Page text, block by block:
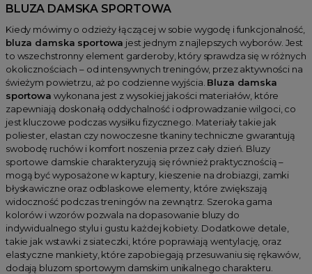
BLUZA DAMSKA SPORTOWA
Kiedy mówimy o odzieży łączącej w sobie wygodę i funkcjonalność,
bluza damska sportowa jest jednym z najlepszych wyborów. Jest
to wszechstronny element garderoby, który sprawdza się w różnych
okolicznościach – od intensywnych treningów, przez aktywności na
świeżym powietrzu, aż po codzienne wyjścia. Bluza damska
sportowa wykonana jest z wysokiej jakości materiałów, które
zapewniają doskonałą oddychalność i odprowadzanie wilgoci, co
jest kluczowe podczas wysiłku fizycznego. Materiały takie jak
poliester, elastan czy nowoczesne tkaniny techniczne gwarantują
swobodę ruchów i komfort noszenia przez cały dzień. Bluzy
sportowe damskie charakteryzują się również praktycznością –
mogą być wyposażone w kaptury, kieszenie na drobiazgi, zamki
błyskawiczne oraz odblaskowe elementy, które zwiększają
widoczność podczas treningów na zewnątrz. Szeroka gama
kolorów i wzorów pozwala na dopasowanie bluzy do
indywidualnego stylu i gustu każdej kobiety. Dodatkowe detale,
takie jak wstawki z siateczki, które poprawiają wentylację, oraz
elastyczne mankiety, które zapobiegają przesuwaniu się rękawów,
dodają bluzom sportowym damskim unikalnego charakteru.